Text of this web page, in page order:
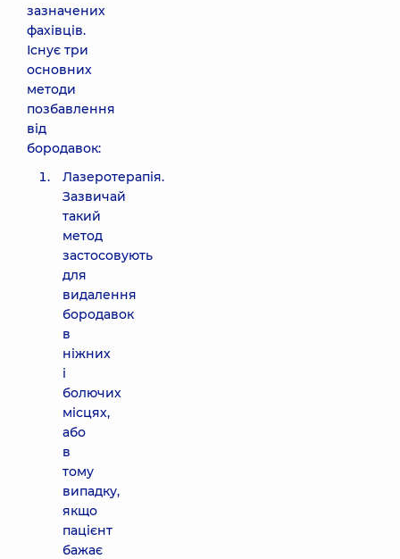
зазначених
фахівців.
Існує три
основних
методи
позбавлення
від
бородавок:
Лазеротерапія.
Зазвичай
такий
метод
застосовують
для
видалення
бородавок
в
ніжних
і
болючих
місцях,
або
в
тому
випадку,
якщо
пацієнт
бажає